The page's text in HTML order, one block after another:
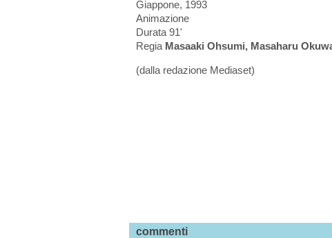
Giappone, 1993
Animazione
Durata 91'
Regia Masaaki Ohsumi, Masaharu
(dalla redazione Mediaset)
commenti